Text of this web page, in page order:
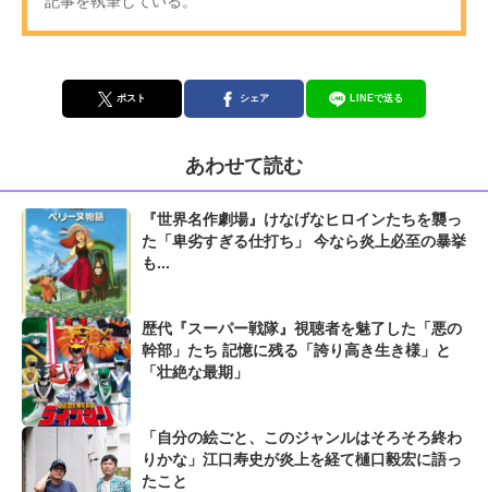
ポスト シェア LINEで送る
あわせて読む
『世界名作劇場』けなげなヒロインたちを襲っ
た「卑劣すぎる仕打ち」 今なら炎上必至の暴挙
も...
歴代『スーパー戦隊』視聴者を魅了した「悪の
幹部」たち 記憶に残る「誇り高き生き様」と
「壮絶な最期」
「自分の絵ごと、このジャンルはそろそろ終わ
りかな」江口寿史が炎上を経て樋口毅宏に語っ
たこと